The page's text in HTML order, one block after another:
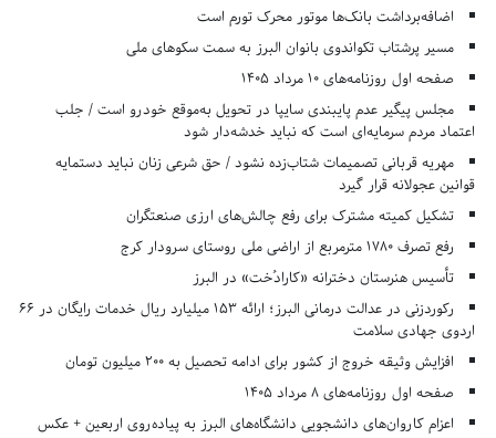
اضافه‌برداشت بانک‌ها موتور محرک تورم است
مسیر پرشتاب تکواندوی بانوان البرز به سمت سکوهای ملی
صفحه اول روزنامه‌های 10 مرداد 1405
مجلس پیگیر عدم پایبندی سایپا در تحویل به‌موقع خودرو است / جلب
اعتماد مردم سرمایه‌ای است که نباید خدشه‌دار شود
مهریه قربانی تصمیمات شتاب‌زده نشود / حق شرعی زنان نباید دستمایه
قوانین عجولانه قرار گیرد
تشکیل کمیته مشترک برای رفع چالش‌های ارزی صنعتگران
رفع تصرف ۱۷۸۰ مترمربع از اراضی ملی روستای سرودار کرج
تأسیس هنرستان دخترانه «کارادُخت» در البرز
رکوردزنی در عدالت درمانی البرز؛ ارائه ۱۵۳ میلیارد ریال خدمات رایگان در ۶۶
اردوی جهادی سلامت
افزایش وثیقه خروج از کشور برای ادامه تحصیل به ۲۰۰ میلیون تومان
صفحه اول روزنامه‌های 8 مرداد 1405
اعزام کاروان‌های دانشجویی دانشگاه‌های البرز به پیاده‌روی اربعین + عکس